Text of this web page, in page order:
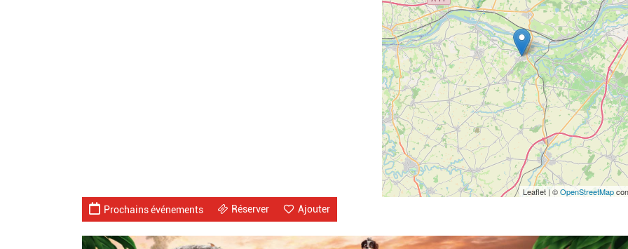
Leaflet | ©OpenStreetMap
Ajouter
Réserver
Prochains événements